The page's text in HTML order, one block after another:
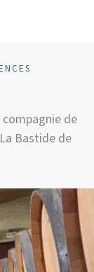
de
Bastide de